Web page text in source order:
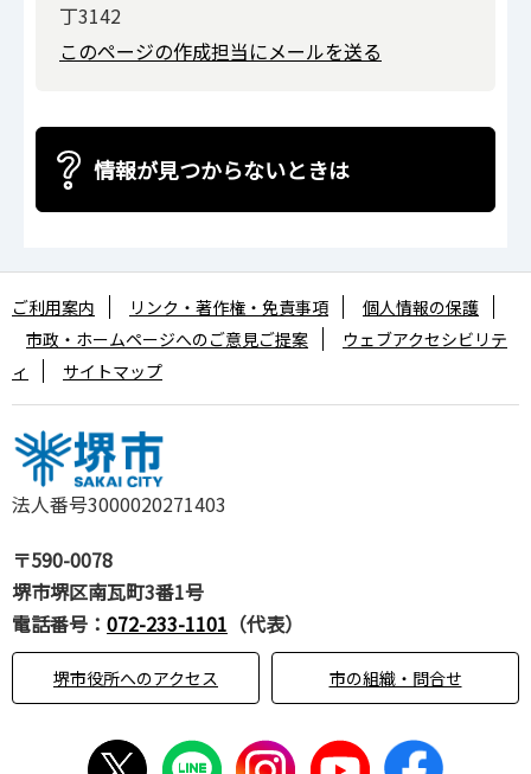
丁3142
このページの作成担当にメールを送る
情報が見つからないときは
法人番号3000020271403
〒590-0078
堺市堺区南瓦町3番1号
電話番号： 072-233-1101 （代表）
堺市役所へのアクセス 市の組織・問合せ
ご利用案内 リンク・著作権・免責事項
個人情報の保護
市政・ホームページへのご意見ご提案
ウェブアクセシビリテ
ィ
サイトマップ